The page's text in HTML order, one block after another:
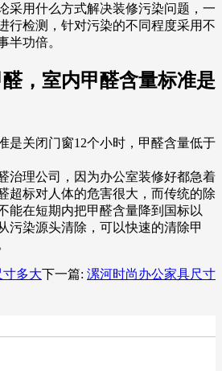
采用什么方式解决装修污染问题，一
行检测，针对污染的不同程度采用不
半功倍。
，室内甲醛含量标准是
是关闭门窗12个小时，甲醛含量低于
治理公司，因为办公室装修好都急着
超标对人体的危害很大，而传统的除
能在短期内把甲醛含量降到国标以
污染源头清除，可以快速的清除甲
多大下一篇: 漯河时尚办公家具尺寸